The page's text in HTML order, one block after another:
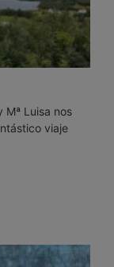
Mª Luisa nos
viaje